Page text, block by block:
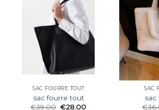
SAC FOURRE TOUT
sac fourre tout
€39.00 €28.00
SAC
sac
€